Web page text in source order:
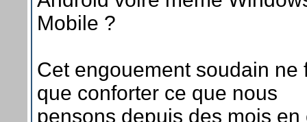
Mobile ?
Cet engouement soudain ne
que conforter ce que nous
pensons depuis des mois en